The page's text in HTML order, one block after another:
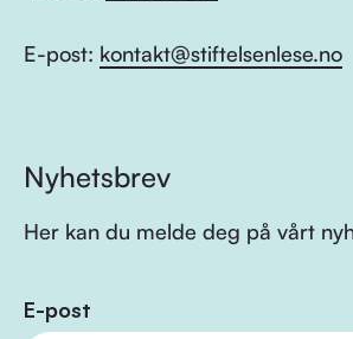
E-post: kontakt@stiftelsenlese.no
Nyhetsbrev
Her kan du melde deg på vårt
E-post